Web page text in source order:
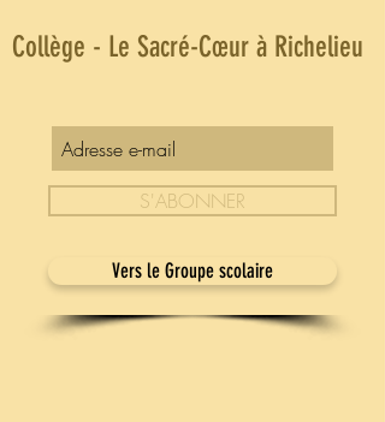
Collège - Le Sacré-Cœur à Richelieu
S'ABONNER
Vers le Groupe scolaire